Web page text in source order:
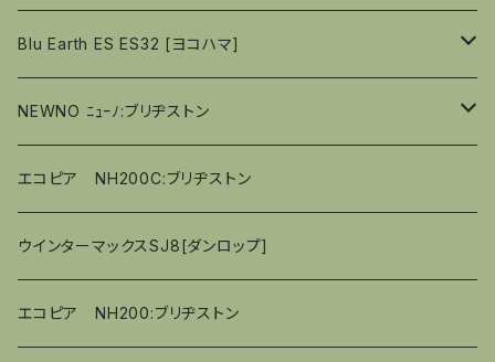
偏平率（％）50
偏平率（％）45
55ｼﾘｰｽﾞ
55ｼﾘｰｽﾞ
50ｼﾘｰｽﾞ
偏平率（％）60
偏平率（％）65
偏平率（％）60
17ｲﾝﾁ
偏平率（％）55
偏平率（％）50
18ｲﾝﾁ
偏平率（％）45
偏平率（％）65
偏平率（％）60
１６ｲﾝﾁ
偏平率（％）65
偏平率（％）60
１７ｲﾝﾁ
偏平率（％）60
偏平率（％）55
１８ｲﾝﾁ
偏平率（％）55
偏平率（％）50
偏平率（％）70
偏平率（％）65
15ｲﾝﾁ
偏平率（％）65
偏平率（％）60
16ｲﾝﾁ
偏平率（％）65
偏平率（％）60
17ｲﾝﾁ
偏平率（％）60
偏平率（％）55
18ｲﾝﾁ
偏平率（％）60
15ｲﾝﾁ
16ｲﾝﾁ
17ｲﾝﾁ
18ｲﾝﾁ
Blu Earth ES ES32 [ヨコハマ]
13ｲﾝﾁ
14ｲﾝﾁ
15ｲﾝﾁ
16ｲﾝﾁ
NEWNO ﾆｭｰﾉ:ブリヂストン
13ｲﾝﾁ
14ｲﾝﾁ
15ｲﾝﾁ
エコピア NH200C:ブリヂストン
ウインターマックスSJ8[ダンロップ]
エコピア NH200:ブリヂストン